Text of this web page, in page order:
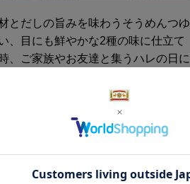
とだしの旨みを味わうそうめんつゆ
、目にも鮮やかな2種の味に仕立て
、ご家族やお友達と集うハレの日に